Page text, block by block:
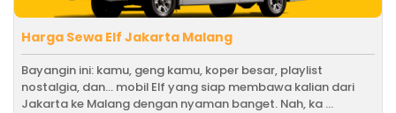
Harga Sewa Elf Jakarta Malang
Bayangin ini: kamu, geng kamu, koper besar, playlist
nostalgia, dan… mobil Elf yang siap membawa kalian dari
Jakarta ke Malang dengan nyaman banget. Nah, ka ...